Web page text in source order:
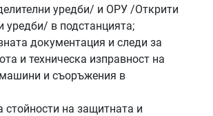
уредби/ и ОРУ /Открити
уредби/ в подстанцията;
документация и следи за
и техническа изправност на
машини и съоръжения в
стойности на защитната и